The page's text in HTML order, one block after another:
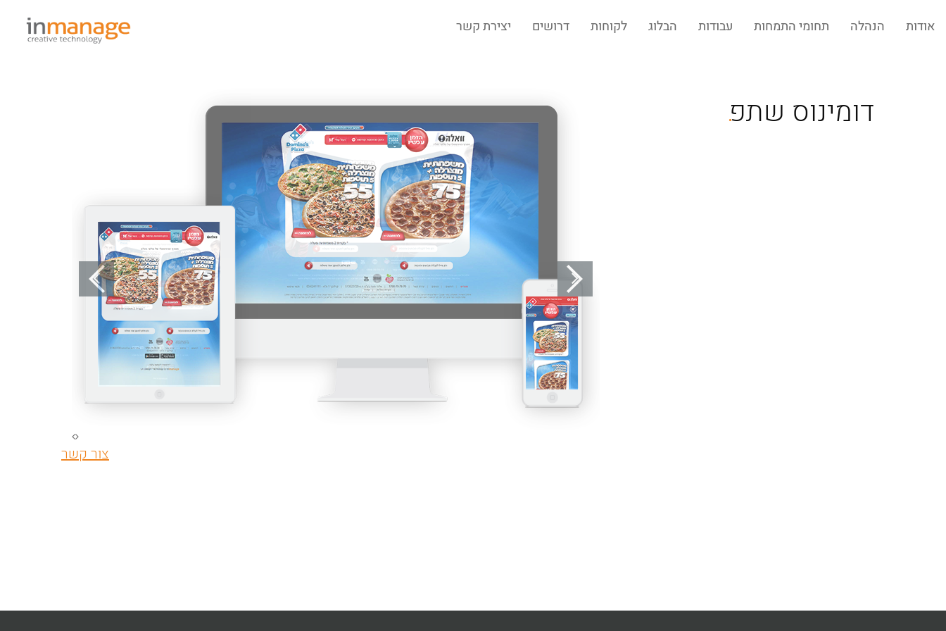
אודות הנהלה תחומי התמחות עבודות הבלוג לקוחות דרושים יצירת קשר
דומינוס שתפ
.
צור קשר